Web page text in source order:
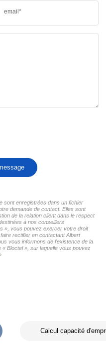
email*
sont enregistrées dans un fichier
demande de contact. Elles sont
de la relation client dans le respect
à nos conseillers
», vous pouvez exercer votre droit
rectifier en contactant Albert
vous informons de l'existence de la
« Bloctel », sur laquelle vous pouvez
Calcul capacité